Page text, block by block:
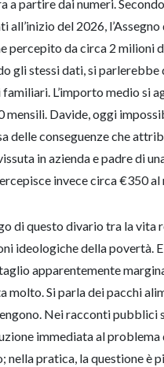
a partire dai numeri.
all’inizio del 2026, l’Assegno
percepito da circa 2 milioni
gli stessi dati, si parlerebbe
L’importo medio si
mensili. Davide, oggi
delle conseguenze che
in azienda e padre di
invece circa €350 al
di questo divario tra la vita
ideologiche della povertà.
apparentemente
molto. Si parla dei pacchi
Nei racconti pubblici
immediata al problema
nella pratica, la questione è